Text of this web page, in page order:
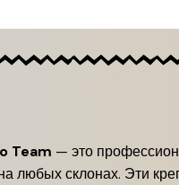
Team — это
любых склонах. Эти